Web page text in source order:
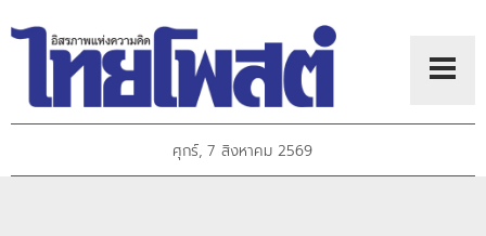
ศุกร์, 7 สิงหาคม 2569